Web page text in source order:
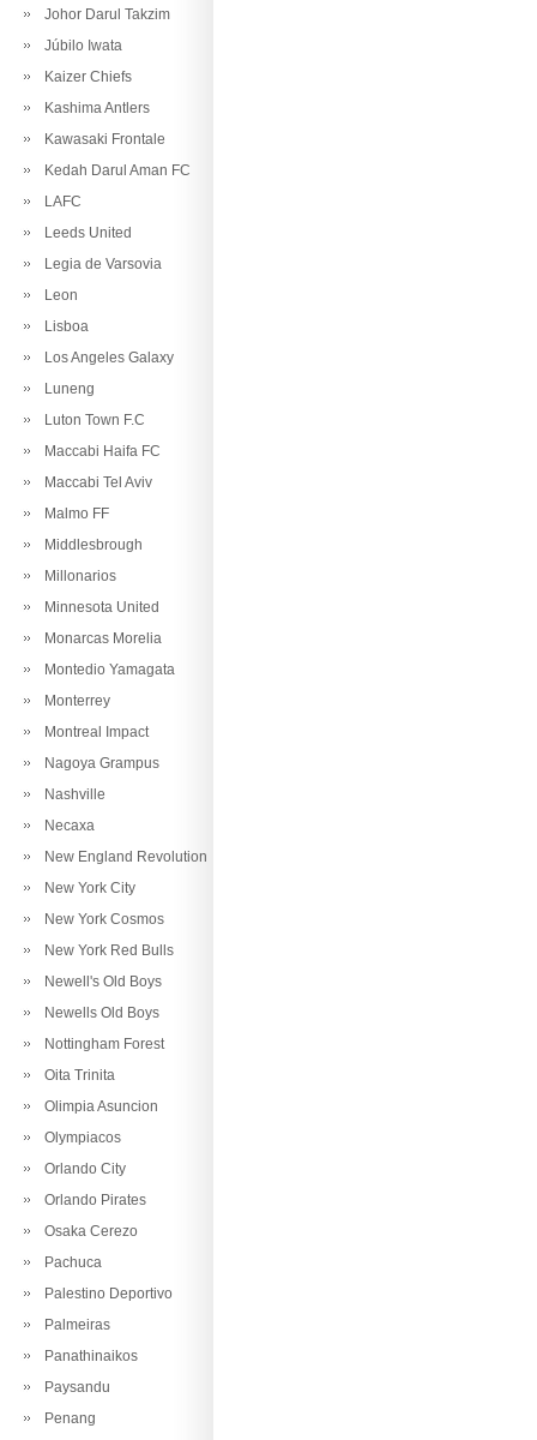
Johor Darul Takzim
Júbilo Iwata
Kaizer Chiefs
Kashima Antlers
Kawasaki Frontale
Kedah Darul Aman FC
LAFC
Leeds United
Legia de Varsovia
Leon
Lisboa
Los Angeles Galaxy
Luneng
Luton Town F.C
Maccabi Haifa FC
Maccabi Tel Aviv
Malmo FF
Middlesbrough
Millonarios
Minnesota United
Monarcas Morelia
Montedio Yamagata
Monterrey
Montreal Impact
Nagoya Grampus
Nashville
Necaxa
New England Revolution
New York City
New York Cosmos
New York Red Bulls
Newell's Old Boys
Newells Old Boys
Nottingham Forest
Oita Trinita
Olimpia Asuncion
Olympiacos
Orlando City
Orlando Pirates
Osaka Cerezo
Pachuca
Palestino Deportivo
Palmeiras
Panathinaikos
Paysandu
Penang